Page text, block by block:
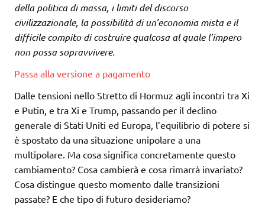
della politica di massa, i limiti del discorso
civilizzazionale, la possibilità di un’economia mista e il
difficile compito di costruire qualcosa al quale l’impero
non possa sopravvivere.
Passa alla versione a pagamento
Dalle tensioni nello Stretto di Hormuz agli incontri tra Xi
e Putin, e tra Xi e Trump, passando per il declino
generale di Stati Uniti ed Europa, l’equilibrio di potere si
è spostato da una situazione unipolare a una
multipolare. Ma cosa significa concretamente questo
cambiamento? Cosa cambierà e cosa rimarrà invariato?
Cosa distingue questo momento dalle transizioni
passate? E che tipo di futuro desideriamo?